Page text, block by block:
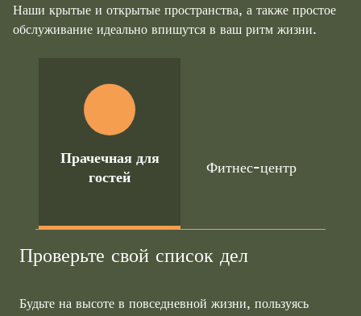
Наши крытые и открытые пространства, а также простое
обслуживание идеально впишутся в ваш ритм жизни.
Прачечная для
гостей
Фитнес-центр
Проверьте свой список дел
Будьте на высоте в повседневной жизни, пользуясь